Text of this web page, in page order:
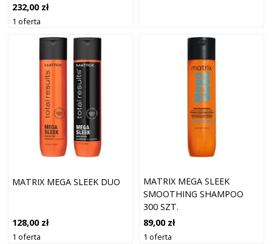
232,00 zł
1 oferta
MATRIX MEGA SLEEK DUO
128,00 zł
1 oferta
MATRIX MEGA SLEEK
SMOOTHING SHAMPOO
300 SZT.
89,00 zł
1 oferta